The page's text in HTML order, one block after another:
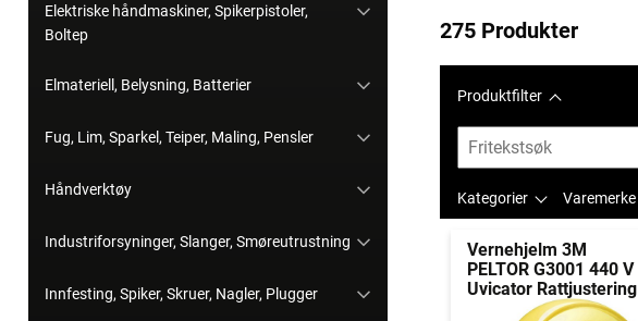
Elektriske håndmaskiner, Spikerpistoler,
Boltep
Elmateriell, Belysning, Batterier
Fug, Lim, Sparkel, Teiper, Maling, Pensler
Håndverktøy
Industriforsyninger, Slanger, Smøreutrustning
Innfesting, Spiker, Skruer, Nagler, Plugger
275 Produkter
Produktfilter
Kategorier Varemerke
Vernehjelm 3M
PELTOR G3001 440 V
Uvicator Rattjustering